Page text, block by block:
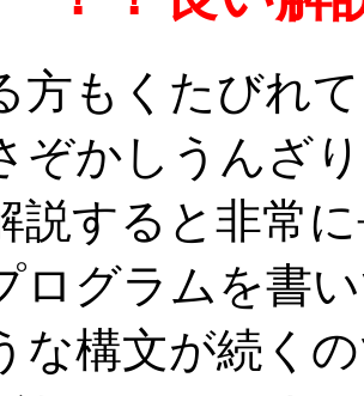
方もくたびれ
ぞかしうんざ
説すると非常
ログラムを書
な構文が続く